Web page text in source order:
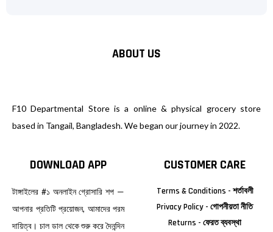
ABOUT US
F10 Departmental Store is a online & physical grocery store
based in Tangail, Bangladesh. We began our journey in 2022.
DOWNLOAD APP
টাঙ্গাইলের #১ অনলাইন গ্রোসারি শপ —
আপনার প্রতিটি প্রয়োজন, আমাদের পরম
দায়িত্ব। চাল ডাল থেকে শুরু করে দৈনন্দিন
CUSTOMER CARE
Terms & Conditions - শর্তাবলী
Privacy Policy - গোপনীয়তা নীতি
Returns - ফেরত ব্যবস্থা